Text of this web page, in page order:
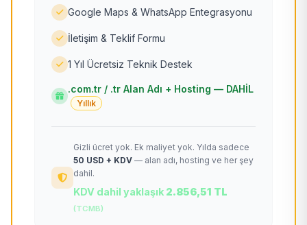
Google Maps & WhatsApp Entegrasyonu
İletişim & Teklif Formu
1 Yıl Ücretsiz Teknik Destek
.com.tr / .tr Alan Adı + Hosting — DAHİL
Yıllık
Gizli ücret yok. Ek maliyet yok. Yılda sadece
50 USD + KDV — alan adı, hosting ve her şey
dahil.
KDV dahil yaklaşık 2.856,51 TL
(TCMB)